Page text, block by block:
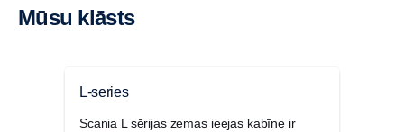
Mūsu klāsts
L-series
Scania L sērijas zemas ieejas kabīne ir